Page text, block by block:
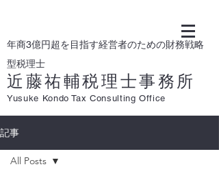
年商3億円超を目指す経営者のための財務戦略
型税理士
近藤祐輔税理士事務所
Yusuke Kondo Tax Consulting Office
記事
All Posts